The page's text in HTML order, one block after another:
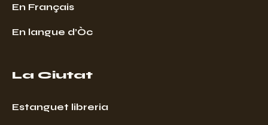
En Français
En langue d’Òc
La Ciutat
Estanguet libreria